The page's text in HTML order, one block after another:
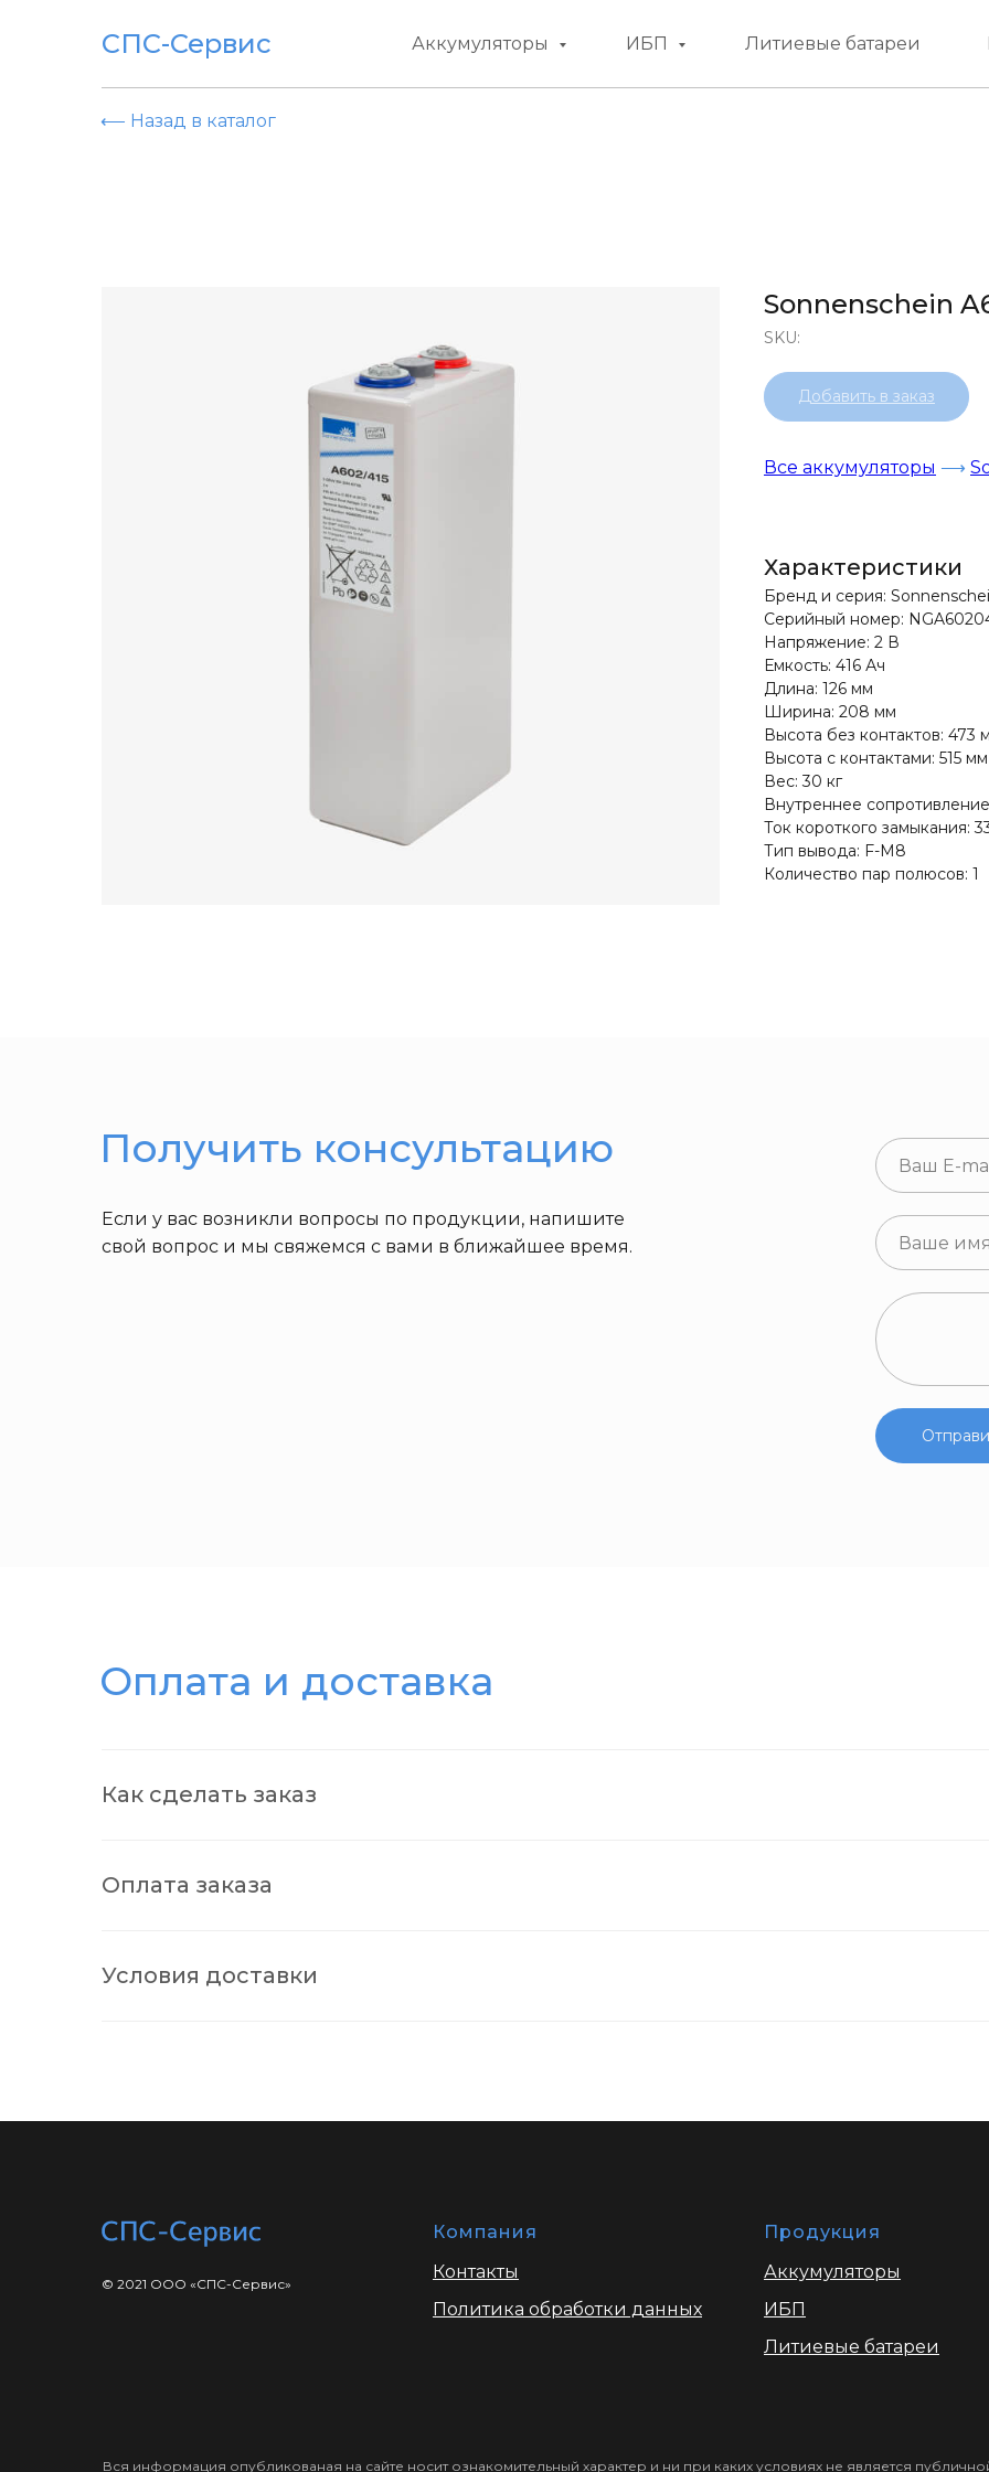
СПС-Сервис Аккумуляторы ИБП Литиевые батареи
⟵ Назад в каталог
Sonnenschein
SKU:
Добавить в заказ
Все аккумуляторы ⟶
Характеристики
Бренд и cерия:
Серийный номер:
Напряжение: 2 В
Емкость: 416 Ач
Длина: 126 мм
Ширина: 208 мм
Высота без контактов: 473
Высота с контактами: 515 мм
Вес: 30 кг
Внутреннее
Ток короткого замыкания:
Тип вывода: F-M8
Количество пар полюсов: 1
Если у вас возникли вопросы по продукции, напишите
свой вопрос и мы свяжемся с вами в ближайшее время.
Получить консультацию
Оплата и доставка
Как сделать заказ
Оплата заказа
Условия доставки
© 2021 ООО «СПС-Сервис»
Компания
Контакты
Политика обработки данных
Продукция
Аккумуляторы
ИБП
Литиевые батареи
Вся информация опубликованая на сайте носит ознакомительный характер и ни при каких условиях не является